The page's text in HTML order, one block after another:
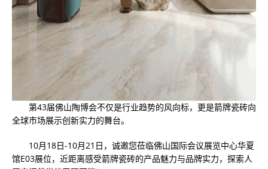
第43届佛山陶博会不仅是行业趋势的风向标，更是箭牌瓷砖向
全球市场展示创新实力的舞台。
10月18日-10月21日，诚邀您莅临佛山国际会议展览中心华夏
馆E03展位，近距离感受箭牌瓷砖的产品魅力与品牌实力，探索人